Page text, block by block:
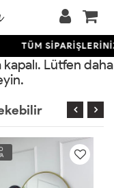
TÜM
Lütfen daha